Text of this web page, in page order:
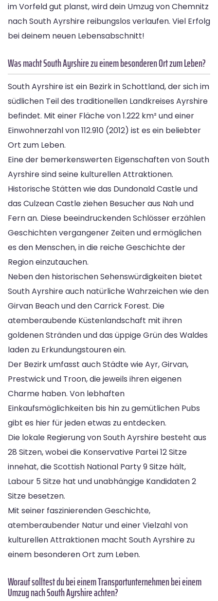
im Vorfeld gut planst, wird dein Umzug von Chemnitz
nach South Ayrshire reibungslos verlaufen. Viel Erfolg
bei deinem neuen Lebensabschnitt!
Was macht South Ayrshire zu einem besonderen Ort zum Leben?
South Ayrshire ist ein Bezirk in Schottland, der sich im
südlichen Teil des traditionellen Landkreises Ayrshire
befindet. Mit einer Fläche von 1.222 km² und einer
Einwohnerzahl von 112.910 (2012) ist es ein beliebter
Ort zum Leben.
Eine der bemerkenswerten Eigenschaften von South
Ayrshire sind seine kulturellen Attraktionen.
Historische Stätten wie das Dundonald Castle und
das Culzean Castle ziehen Besucher aus Nah und
Fern an. Diese beeindruckenden Schlösser erzählen
Geschichten vergangener Zeiten und ermöglichen
es den Menschen, in die reiche Geschichte der
Region einzutauchen.
Neben den historischen Sehenswürdigkeiten bietet
South Ayrshire auch natürliche Wahrzeichen wie den
Girvan Beach und den Carrick Forest. Die
atemberaubende Küstenlandschaft mit ihren
goldenen Stränden und das üppige Grün des Waldes
laden zu Erkundungstouren ein.
Der Bezirk umfasst auch Städte wie Ayr, Girvan,
Prestwick und Troon, die jeweils ihren eigenen
Charme haben. Von lebhaften
Einkaufsmöglichkeiten bis hin zu gemütlichen Pubs
gibt es hier für jeden etwas zu entdecken.
Die lokale Regierung von South Ayrshire besteht aus
28 Sitzen, wobei die Konservative Partei 12 Sitze
innehat, die Scottish National Party 9 Sitze hält,
Labour 5 Sitze hat und unabhängige Kandidaten 2
Sitze besetzen.
Mit seiner faszinierenden Geschichte,
atemberaubender Natur und einer Vielzahl von
kulturellen Attraktionen macht South Ayrshire zu
einem besonderen Ort zum Leben.
Worauf solltest du bei einem Transportunternehmen bei einem
Umzug nach South Ayrshire achten?